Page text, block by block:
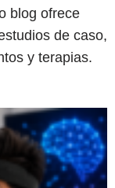
blog ofrece
de caso,
y terapias.